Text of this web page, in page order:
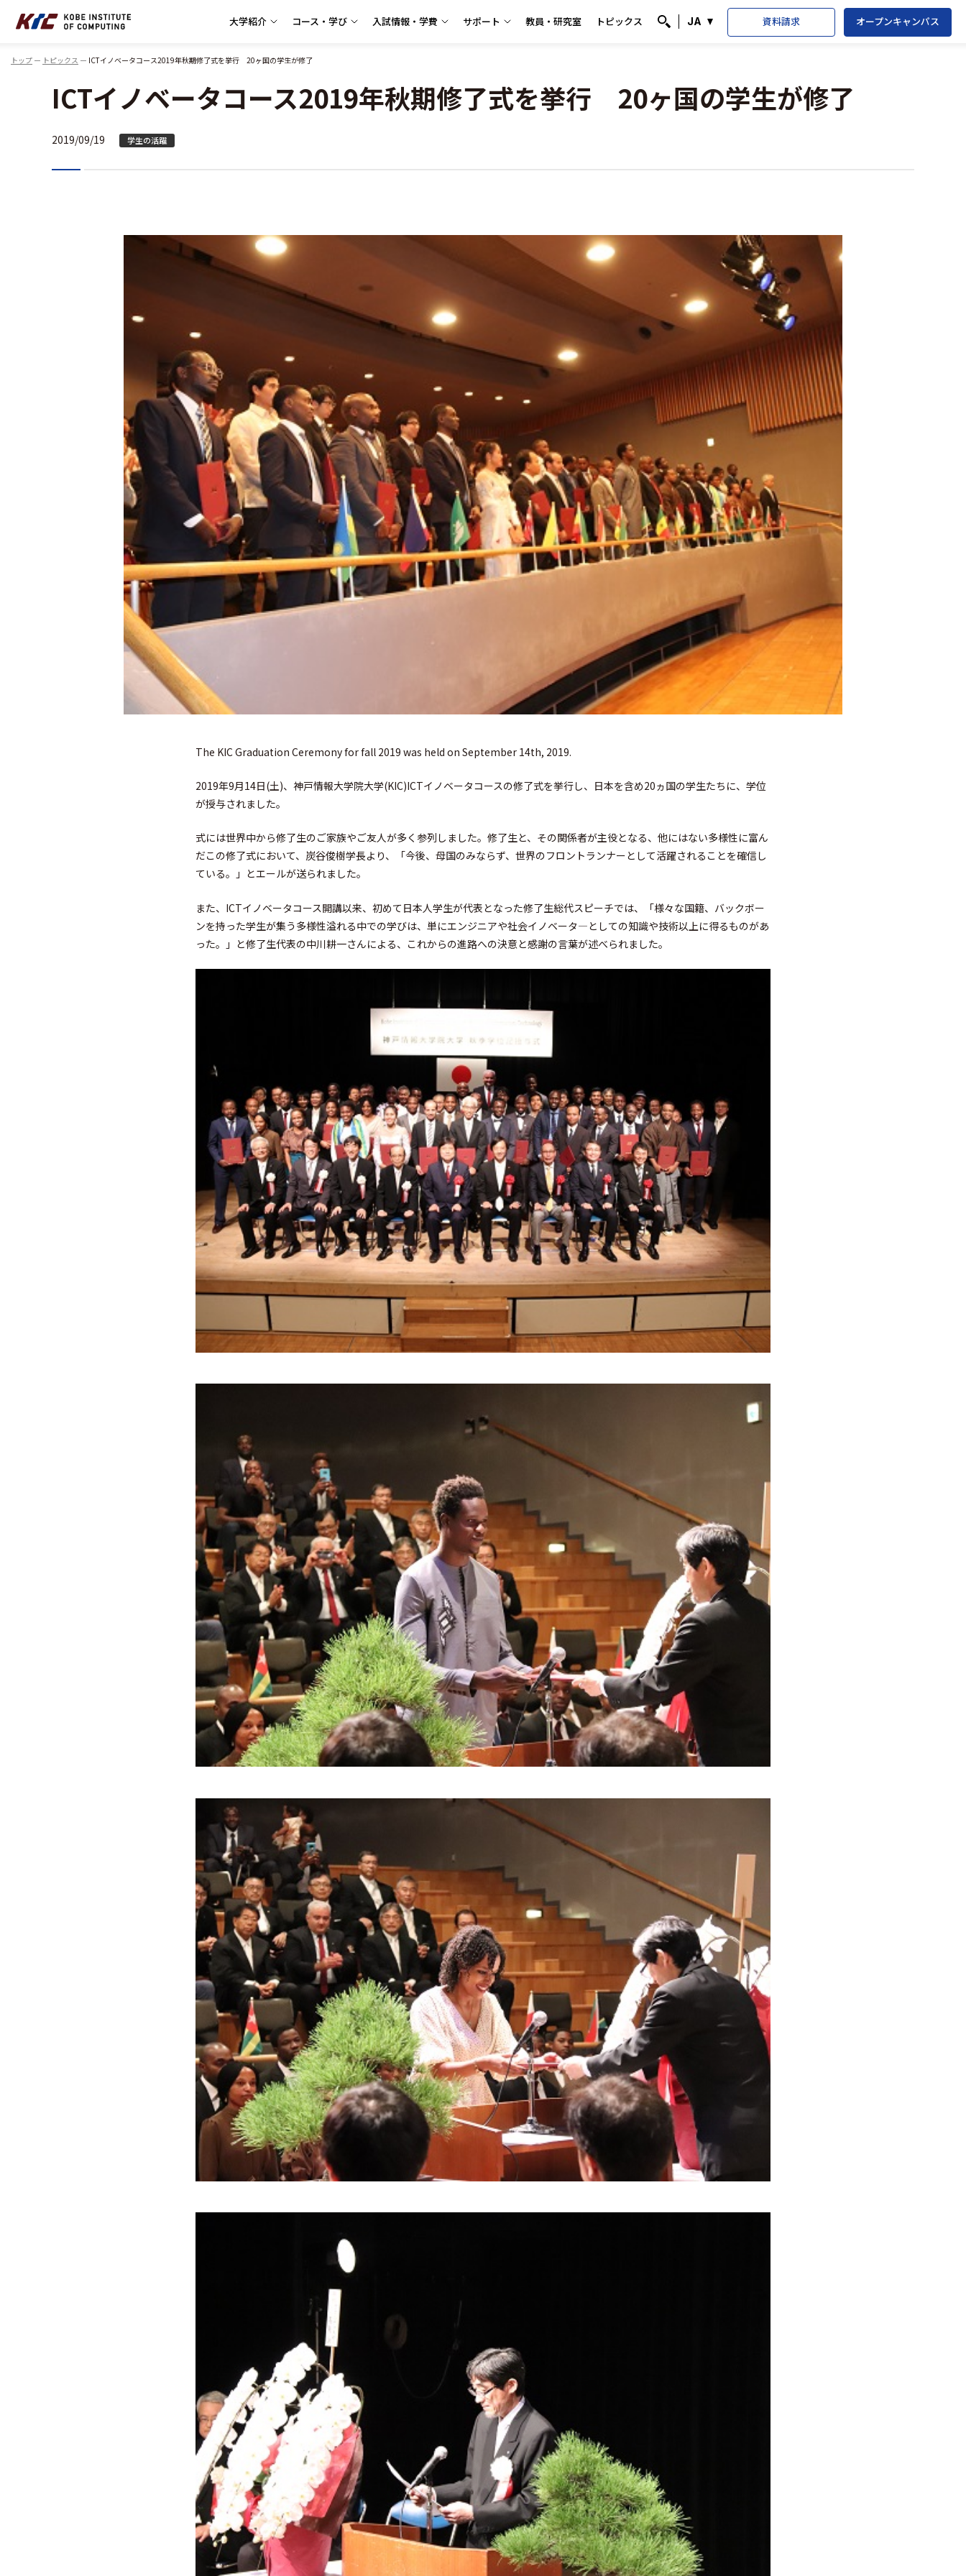
大学紹介 コース・学び 入試情報・学費 サポート 教員・研究室 トピックス 検索
JA 資料請求 オープンキャンパス
トップ トピックス ICTイノベータコース2019年秋期修了式を挙行 20ヶ国の学生が修了
ICTイノベータコース2019年秋期修了式を挙行 20ヶ国の学生が修了
2019/09/19 学生の活躍
The KIC Graduation Ceremony for fall 2019 was held on September 14th, 2019.
2019年9月14日(土)、神戸情報大学院大学(KIC)ICTイノベータコースの修了式を挙行し、日本を含め20ヵ国の学生たちに、学位
が授与されました。
式には世界中から修了生のご家族やご友人が多く参列しました。修了生と、その関係者が主役となる、他にはない多様性に富ん
だこの修了式において、炭谷俊樹学長より、「今後、母国のみならず、世界のフロントランナーとして活躍されることを確信し
ている。」とエールが送られました。
また、ICTイノベータコース開講以来、初めて日本人学生が代表となった修了生総代スピーチでは、「様々な国籍、バックボー
ンを持った学生が集う多様性溢れる中での学びは、単にエンジニアや社会イノベータ―としての知識や技術以上に得るものがあ
った。」と修了生代表の中川耕一さんによる、これからの進路への決意と感謝の言葉が述べられました。